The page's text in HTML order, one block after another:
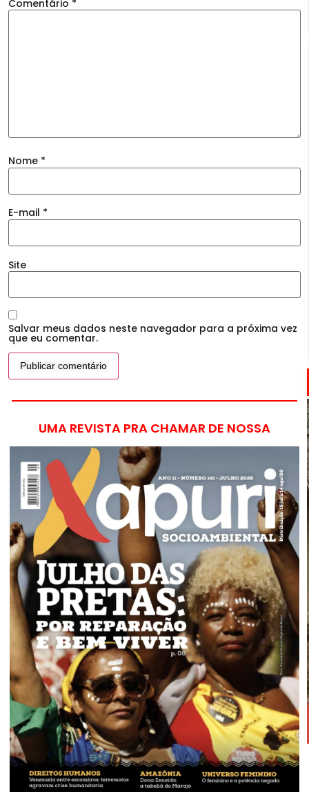
Comentário *
Nome *
E-mail *
Site
Salvar meus dados neste navegador para a próxima vez
que eu comentar.
UMA REVISTA PRA CHAMAR DE NOSSA